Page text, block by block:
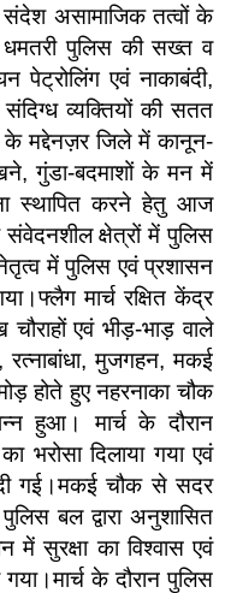
संदेश असामाजिक तत्वों के
पुलिस की सख्त व
पेट्रोलिंग एवं नाकाबंदी,
व्यक्तियों की सतत
के मद्देनज़र जिले में कानून-
गुंडा-बदमाशों के मन में
स्थापित करने हेतु आज
क्षेत्रों में पुलिस
में पुलिस एवं प्रशासन
मार्च रक्षित केंद्र
एवं भीड़-भाड़ वाले
रत्नाबांधा, मुजगहन, मकई
होते हुए नहरनाका चौक
हुआ। मार्च के दौरान
भरोसा दिलाया गया एवं
दी गई।मकई चौक से सदर
बल द्वारा अनुशासित
सुरक्षा का विश्वास एवं
के दौरान पुलिस